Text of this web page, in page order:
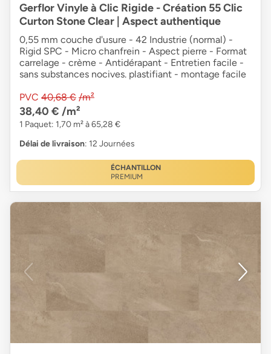
Gerflor Vinyle à Clic Rigide - Création 55 Clic
Curton Stone Clear | Aspect authentique
0,55 mm couche d'usure - 42 Industrie (normal) -
Rigid SPC - Micro chanfrein - Aspect pierre - Format
carrelage - crème - Antidérapant - Entretien facile -
sans substances nocives. plastifiant - montage facile
PVC 40,68 € /m²
38,40 € /m²
1 Paquet: 1,70 m² à 65,28 €
Délai de livraison: 12 Journées
ÉCHANTILLON
PREMIUM